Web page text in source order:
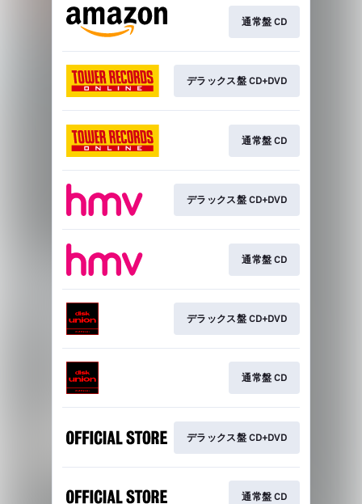
通常盤 CD
デラックス盤 CD+DVD
通常盤 CD
デラックス盤 CD+DVD
通常盤 CD
デラックス盤 CD+DVD
通常盤 CD
デラックス盤 CD+DVD
通常盤 CD